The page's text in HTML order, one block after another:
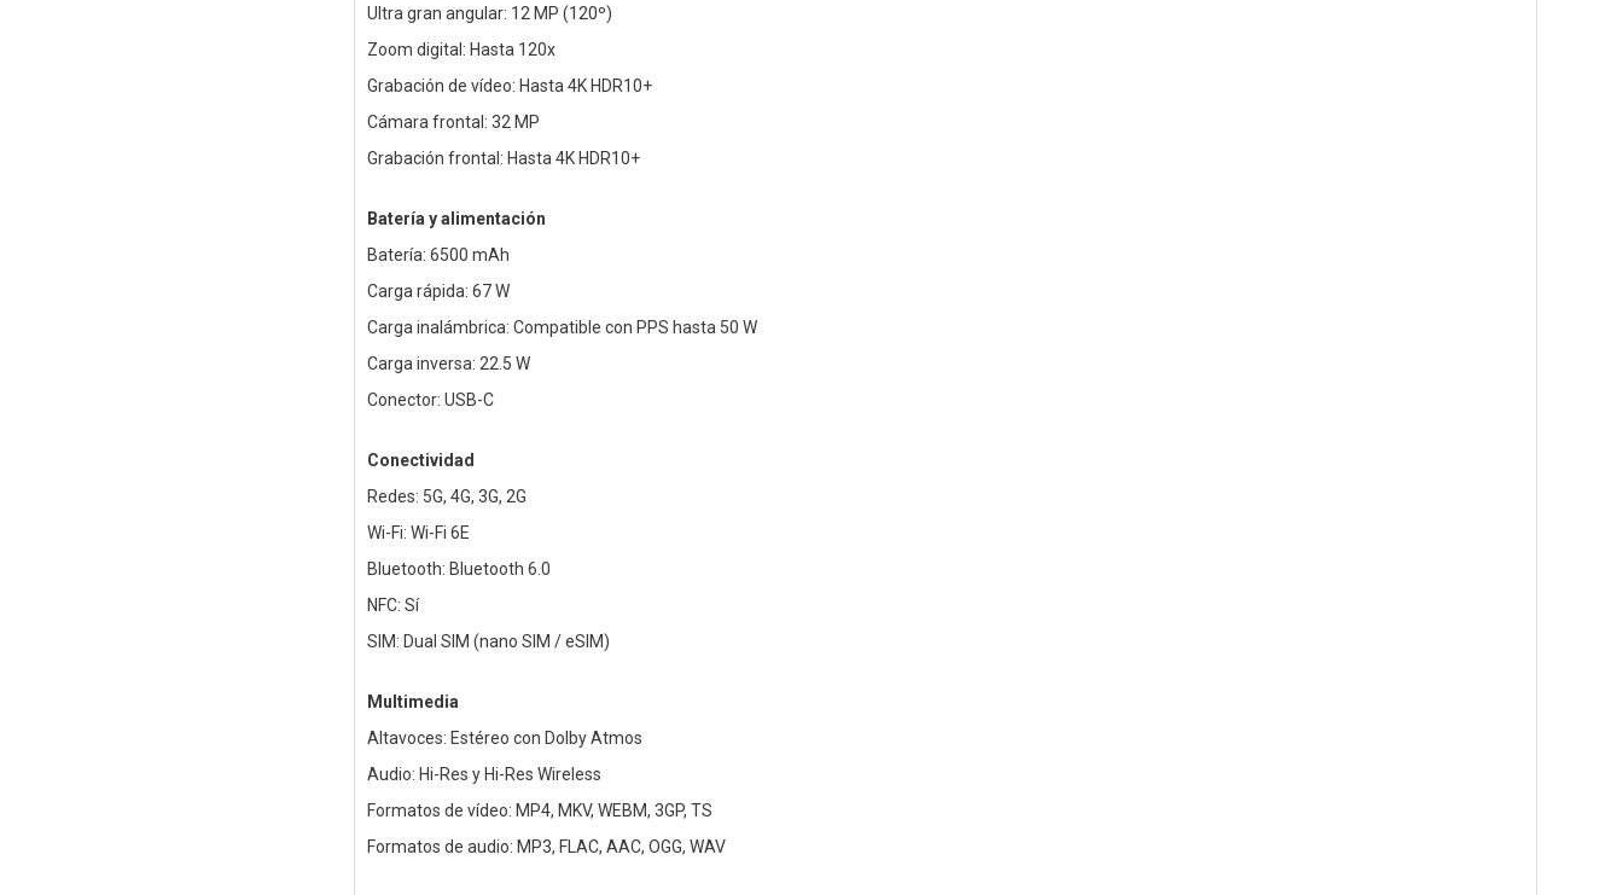
Ultra gran angular: 12 MP (120º)
Zoom digital: Hasta 120x
Grabación de vídeo: Hasta 4K HDR10+
Cámara frontal: 32 MP
Grabación frontal: Hasta 4K HDR10+
Batería y alimentación
Batería: 6500 mAh
Carga rápida: 67 W
Carga inalámbrica: Compatible con PPS hasta 50 W
Carga inversa: 22.5 W
Conector: USB-C
Conectividad
Redes: 5G, 4G, 3G, 2G
Wi-Fi: Wi-Fi 6E
Bluetooth: Bluetooth 6.0
NFC: Sí
SIM: Dual SIM (nano SIM / eSIM)
Multimedia
Altavoces: Estéreo con Dolby Atmos
Audio: Hi-Res y Hi-Res Wireless
Formatos de vídeo: MP4, MKV, WEBM, 3GP, TS
Formatos de audio: MP3, FLAC, AAC, OGG, WAV